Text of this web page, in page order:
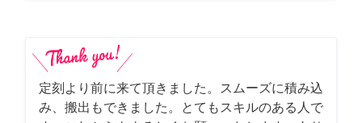
定刻より前に来て頂きました。スムーズに積み込
み、搬出もできました。とてもスキルのある人で